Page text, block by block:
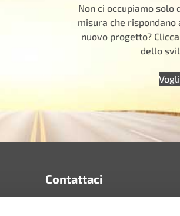
Non ci occupiamo solo
misura che
nuovo progetto?
dello
Contattaci